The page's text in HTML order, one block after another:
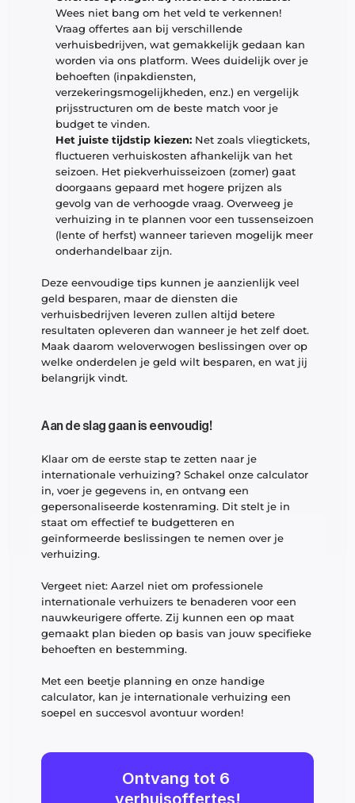
Wees niet bang om het veld te verkennen!
Vraag offertes aan bij verschillende
verhuisbedrijven, wat gemakkelijk gedaan kan
worden via ons platform. Wees duidelijk over je
behoeften (inpakdiensten,
verzekeringsmogelijkheden, enz.) en vergelijk
prijsstructuren om de beste match voor je
budget te vinden.
Het juiste tijdstip kiezen: Net zoals vliegtickets,
fluctueren verhuiskosten afhankelijk van het
seizoen. Het piekverhuisseizoen (zomer) gaat
doorgaans gepaard met hogere prijzen als
gevolg van de verhoogde vraag. Overweeg je
verhuizing in te plannen voor een tussenseizoen
(lente of herfst) wanneer tarieven mogelijk meer
onderhandelbaar zijn.
Deze eenvoudige tips kunnen je aanzienlijk veel
geld besparen, maar de diensten die
verhuisbedrijven leveren zullen altijd betere
resultaten opleveren dan wanneer je het zelf doet.
Maak daarom weloverwogen beslissingen over op
welke onderdelen je geld wilt besparen, en wat jij
belangrijk vindt.
Aan de slag gaan is eenvoudig!
Klaar om de eerste stap te zetten naar je
internationale verhuizing? Schakel onze calculator
in, voer je gegevens in, en ontvang een
gepersonaliseerde kostenraming. Dit stelt je in
staat om effectief te budgetteren en
geïnformeerde beslissingen te nemen over je
verhuizing.
Vergeet niet: Aarzel niet om professionele
internationale verhuizers te benaderen voor een
nauwkeurigere offerte. Zij kunnen een op maat
gemaakt plan bieden op basis van jouw specifieke
behoeften en bestemming.
Met een beetje planning en onze handige
calculator, kan je internationale verhuizing een
soepel en succesvol avontuur worden!
Ontvang tot 6